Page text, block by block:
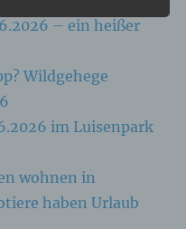
– ein heißer
Wildgehege
im Luisenpark
wohnen in
haben Urlaub
Person
indirekt,
zu einer
zu einer
zu einer
oder mehreren
Ausdruck der
genetischen,
kulturellen oder
Person